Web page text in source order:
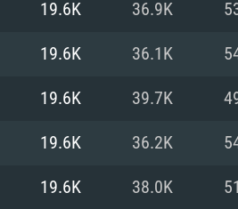
19.6K 36.9K
19.6K 36.1K
19.6K 39.7K
19.6K 36.2K
19.6K 38.0K